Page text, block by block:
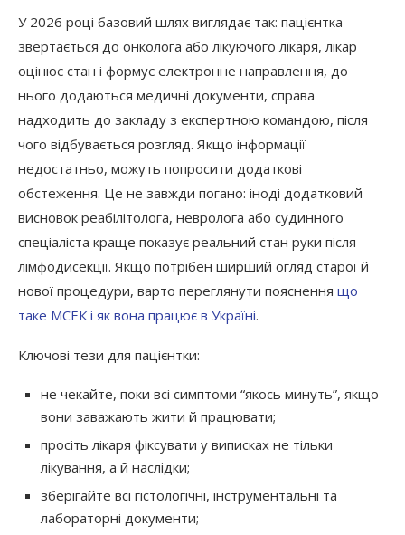
У 2026 році базовий шлях виглядає так: пацієнтка
звертається до онколога або лікуючого лікаря, лікар
оцінює стан і формує електронне направлення, до
нього додаються медичні документи, справа
надходить до закладу з експертною командою, після
чого відбувається розгляд. Якщо інформації
недостатньо, можуть попросити додаткові
обстеження. Це не завжди погано: іноді додатковий
висновок реабілітолога, невролога або судинного
спеціаліста краще показує реальний стан руки після
лімфодисекції. Якщо потрібен ширший огляд старої й
нової процедури, варто переглянути пояснення що
таке МСЕК і як вона працює в Україні.
Ключові тези для пацієнтки:
не чекайте, поки всі симптоми “якось минуть”, якщо
вони заважають жити й працювати;
просіть лікаря фіксувати у виписках не тільки
лікування, а й наслідки;
зберігайте всі гістологічні, інструментальні та
лабораторні документи;